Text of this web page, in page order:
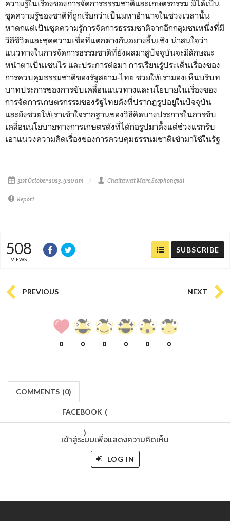
ความรู้ในเรื่องของการจัดการธรรมชาติและเกษตรกรรม มิได้เป็น
ชุดความรู้ของชาติที่ถูกเรียกว่าเป็นมหาอำนาจในช่วงเวลานั้น
หาดกแต่เป็นชุดความรู้การจัดการธรรมชาติจากอีกกลุ่มชนหนึ่งที่มี
วิถีชีวิตและชุดความเชื่อที่แตกต่างกันอย่างสิ้นเชิง น่าสนใจว่า
แนวทางในการจัดการธรรมชาติที่ยังผลมาสู่ปัจจุบันจะมีลักษณะ
หน้าตาเป็นเช่นไร และประการต่อมา การเรียนรู้ประเด็นเรื่องของ
การควบคุมธรรมชาติของรัฐสยาม-ไทย ช่วยให้เรามองเห็นบริบท
บาทประการของการขับเคลื่อนแนวทางและนโยบายในเรื่องของ
การจัดการเกษตรกรรมของรัฐไทยดังที่ปรากฎรูปอยู่ในปัจจุบัน
และยังช่วยให้เราเข้าใจรากฐานของวิธีคิดบางประการในการขับ
เคลื่อนนโยบายทางการเกษตรดังที่ได้ก่อรูปมาตั้งแต่ช่วงแรกรับ
เอาแนวงความคิดเรื่องของการควบคุมธรรนมชาติเข้ามาใช้ในรัฐ
31st October 2023, 9:20 am Chaitawat Marc Seephongsai
Report
508
VIEWS
SUBSCRIBE
PREVIOUS NEXT
0 0 0 0 0 0
COMMENTS (0)
FACEBOOK (
)
เข้าสู่ระบบเพื่อแสดงความคิดเห็น
LOG IN